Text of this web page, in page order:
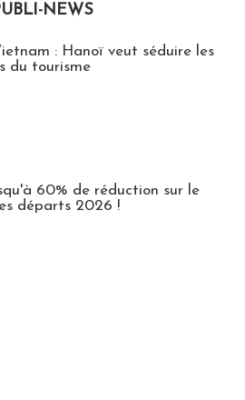
NEWS
: Hanoï veut séduire les
du tourisme
60% de réduction sur le
départs 2026 !